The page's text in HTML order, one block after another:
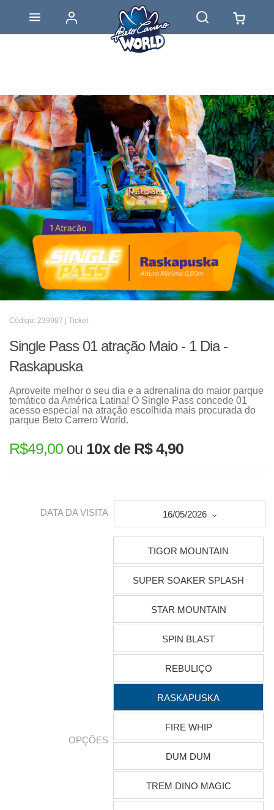
Código: 239987 | Ticket
Single Pass 01 atração Maio - 1 Dia -
Raskapuska
Aproveite melhor o seu dia e a adrenalina do maior parque
temático da América Latina! O Single Pass concede 01
acesso especial na atração escolhida mais procurada do
parque Beto Carrero World.
R$49,00 ou 10x de R$ 4,90
DATA DA VISITA 16/05/2026
OPÇÕES
TIGOR MOUNTAIN
SUPER SOAKER SPLASH
STAR MOUNTAIN
SPIN BLAST
REBULIÇO
RASKAPUSKA
FIRE WHIP
DUM DUM
TREM DINO MAGIC